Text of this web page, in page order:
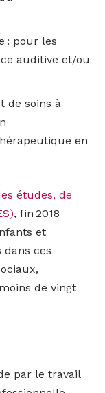
: pour les
auditive et/ou
de soins à
en
études, de
, fin 2018
et
dans ces
de vingt
par le travail